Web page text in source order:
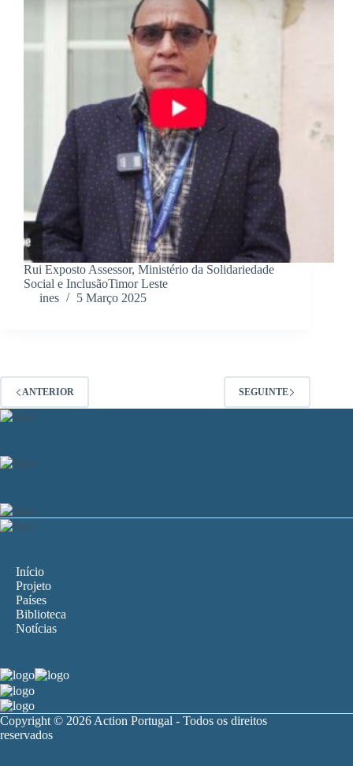
Rui Exposto Assessor, Ministério da Solidariedade
Social e InclusãoTimor Leste
ines
5 Março 2025
ANTERIOR SEGUINTE
Início
Projeto
Países
Biblioteca
Notícias
Copyright © 2026 Action Portugal - Todos os direitos
reservados